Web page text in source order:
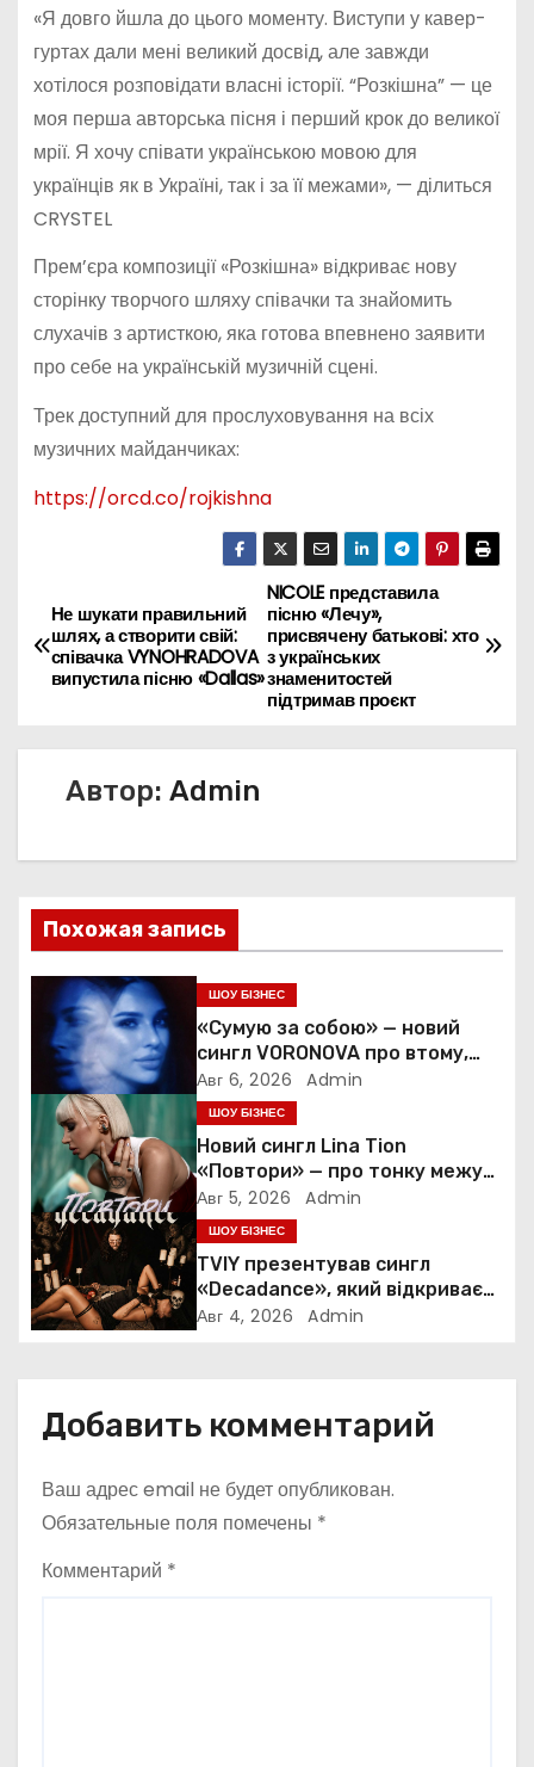
«Я довго йшла до цього моменту. Виступи у кавер-
гуртах дали мені великий досвід, але завжди
хотілося розповідати власні історії. “Розкішна” — це
моя перша авторська пісня і перший крок до великої
мрії. Я хочу співати українською мовою для
українців як в Україні, так і за її межами», — ділиться
CRYSTEL
Прем’єра композиції «Розкішна» відкриває нову
сторінку творчого шляху співачки та знайомить
слухачів з артисткою, яка готова впевнено заявити
про себе на українській музичній сцені.
Трек доступний для прослуховування на всіх
музичних майданчиках:
https://orcd.co/rojkishna
Н
а
и
а
ц
и
я
п
о
з
а
п
и
я
NICOLE представила
пісню «Лечу»,
присвячену батькові: хто
з українських
знаменитостей
підтримав проєкт
Не шукати правильний
шлях, а створити свій:
співачка VYNOHRADOVA
випустила пісню «Dallas»
Автор: Admin
Похожая запись
ШОУ БІЗНЕС
«Сумую за собою» — новий
сингл VORONOVA про втому,
силу та повернення до себе
Авг 6, 2026 Admin
ШОУ БІЗНЕС
Новий сингл Lina Tion
«Повтори» — про тонку межу
між коханням, залежністю та
нав’язливою прив’язаністю
Авг 5, 2026 Admin
ШОУ БІЗНЕС
TVIY презентував сингл
«Decadance», який відкриває
нову сторінку українського
Авг 4, 2026 Admin
Добавить комментарий
Ваш адрес email не будет опубликован.
Обязательные поля помечены *
Комментарий *